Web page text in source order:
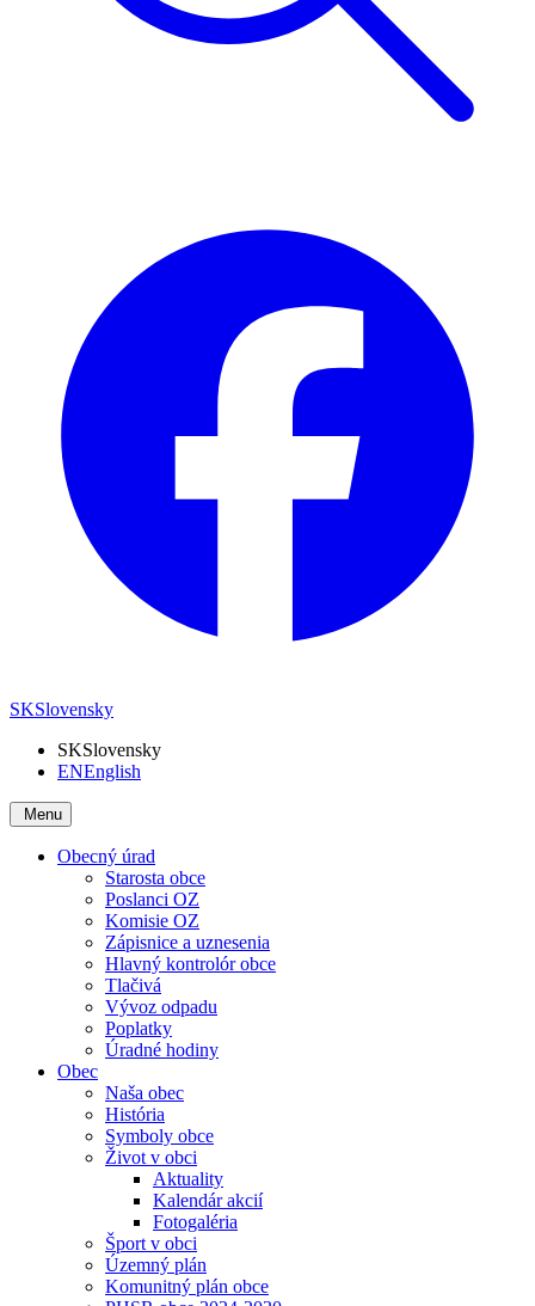
SKSlovensky
SKSlovensky
ENEnglish
Menu
Obecný úrad
Starosta obce
Poslanci OZ
Komisie OZ
Zápisnice a uznesenia
Hlavný kontrolór obce
Tlačivá
Vývoz odpadu
Poplatky
Úradné hodiny
Obec
Naša obec
História
Symboly obce
Život v obci
Aktuality
Kalendár akcií
Fotogaléria
Šport v obci
Územný plán
Komunitný plán obce